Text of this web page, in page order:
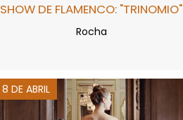
SHOW DE FLAMENCO: "TRINOMIO"
Rocha
8 DE ABRIL